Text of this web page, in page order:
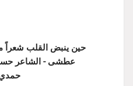
حين ينبض القلب شعراً
عطشى - الشاعر حسين